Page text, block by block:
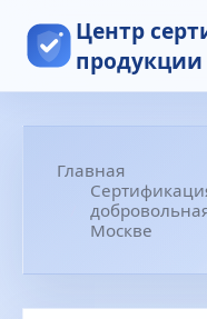
Центр
продукции
Главная
Москве